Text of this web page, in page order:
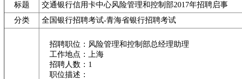
标题
交通银行信用卡中心风险管理和控制部2017年招聘启事
分类
全国银行招聘考试-青海省银行招聘考试
招聘职位：风险管理和控制部总经理助理
工作地点：上海
招聘人数：1
职位描述：